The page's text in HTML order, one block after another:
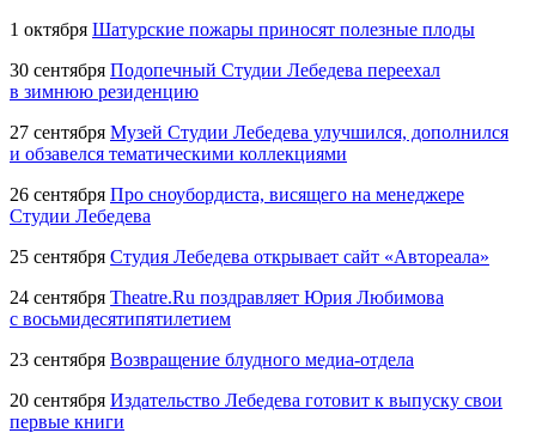
1 октября Шатурские пожары приносят полезные плоды
30 сентября Подопечный Студии Лебедева переехал
в зимнюю резиденцию
27 сентября Музей Студии Лебедева улучшился, дополнился
и обзавелся тематическими коллекциями
26 сентября Про сноубордиста, висящего на менеджере
Студии Лебедева
25 сентября Студия Лебедева открывает сайт «Автореала»
24 сентября Theatre.Ru поздравляет Юрия Любимова
с восьмидесятипятилетием
23 сентября Возвращение блудного медиа-отдела
20 сентября Издательство Лебедева готовит к выпуску свои
первые книги